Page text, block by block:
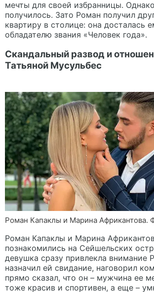
мечты для своей избранницы.
получилось. Зато Роман получил
квартиру в столице: она досталась
обладателю звания «Человек года».
Скандальный развод и
Татьяной Мусульбес
Роман Капаклы и Марина Африкантова.
Роман Капаклы и Марина
познакомились на Сейшельских
девушка сразу привлекла внимание
назначил ей свидание, наговорил
прямо сказал, что он – мужчина ее
тоже красив и спортивен, а еще –